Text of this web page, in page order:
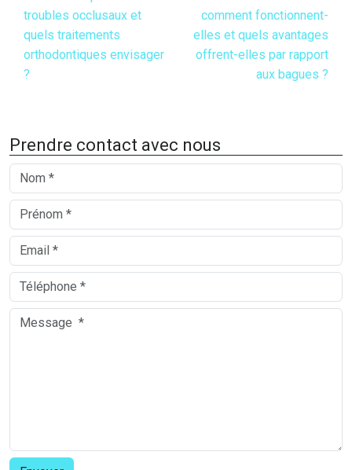
troubles occlusaux et
quels traitements
orthodontiques envisager
?
comment fonctionnent-
elles et quels avantages
offrent-elles par rapport
aux bagues ?
Prendre contact avec nous